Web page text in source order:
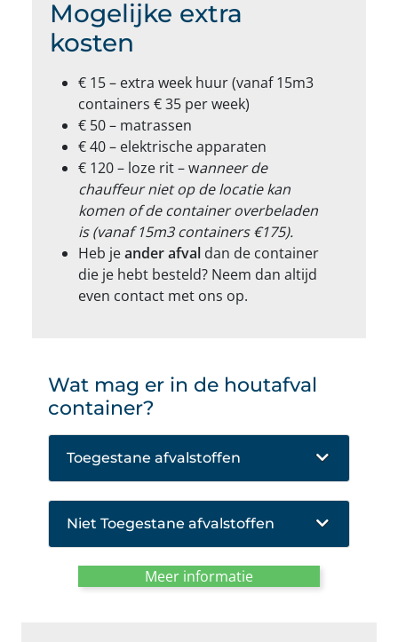
Mogelijke extra
kosten
€ 15 – extra week huur (vanaf 15m3
containers € 35 per week)
€ 50 – matrassen
€ 40 – elektrische apparaten
€ 120 – loze rit – wanneer de
chauffeur niet op de locatie kan
komen of de container overbeladen
is (vanaf 15m3 containers €175).
Heb jeander afval dan de container
die je hebt besteld? Neem dan altijd
even contact met ons op.
Wat mag er in de houtafval
container?
Toegestane afvalstoffen
Niet Toegestane afvalstoffen
Meer informatie